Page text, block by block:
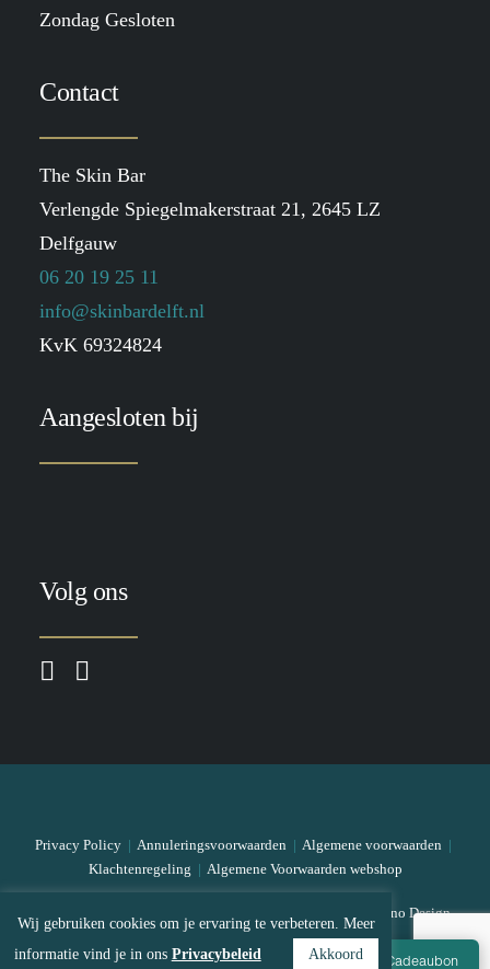
Zondag Gesloten
Contact
The Skin Bar
Verlengde Spiegelmakerstraat 21, 2645 LZ
Delfgauw
06 20 19 25 11
info@skinbardelft.nl
KvK 69324824
Aangesloten bij
Volg ons
Privacy Policy | Annuleringsvoorwaarden | Algemene voorwaarden |
Klachtenregeling | Algemene Voorwaarden webshop
Designed by Mono Design
Wij gebruiken cookies om je ervaring te verbeteren. Meer
informatie vind je in ons Privacybeleid Akkoord